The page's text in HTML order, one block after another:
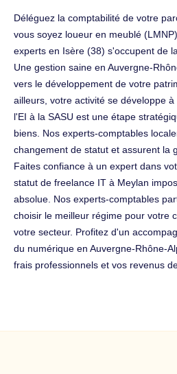
Déléguez la comptabilité de votre
vous soyez loueur en meublé
experts en Isère (38) s'occupent de
Une gestion saine en Auvergne-
vers le développement de votre
ailleurs, votre activité se développe
l'EI à la SASU est une étape
biens. Nos experts-comptables
changement de statut et assurent la
Faites confiance à un expert dans
statut de freelance IT à Meylan
absolue. Nos experts-comptables
choisir le meilleur régime pour votre
votre secteur. Profitez d'un
du numérique en Auvergne-Rhône-
frais professionnels et vos revenus